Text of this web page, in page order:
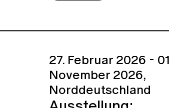
27. Februar 2026 -
November 2026,
Norddeutschland